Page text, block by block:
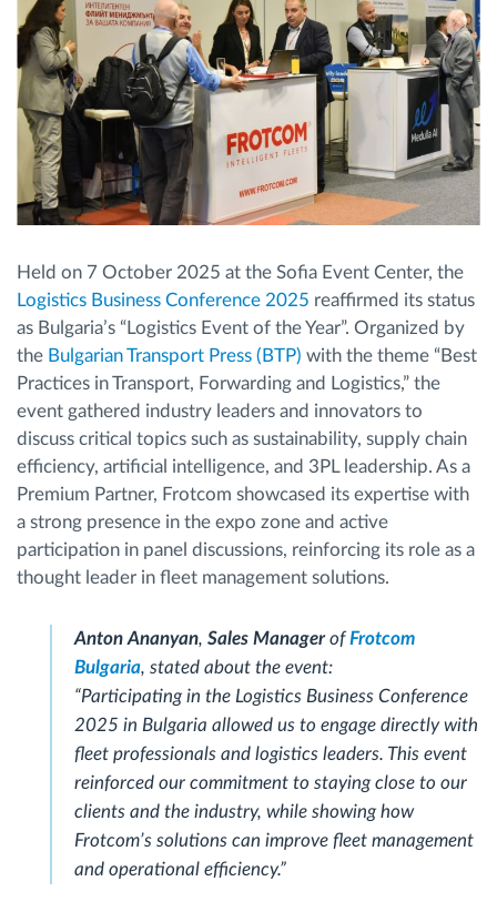
Descubrir todas las características
¿Cómo podemos ayudar en el control de la
actividad de su flota?
Held on 7 October 2025 at the Sofia Event Center, the
Logistics Business Conference 2025 reaffirmed its status
as Bulgaria’s “Logistics Event of the Year”. Organized by
the Bulgarian Transport Press (BTP) with the theme “Best
Practices in Transport, Forwarding and Logistics,” the
event gathered industry leaders and innovators to
discuss critical topics such as sustainability, supply chain
efficiency, artificial intelligence, and 3PL leadership. As a
Premium Partner, Frotcom showcased its expertise with
a strong presence in the expo zone and active
participation in panel discussions, reinforcing its role as a
thought leader in fleet management solutions.
Anton Ananyan, Sales ManagerofFrotcom
Bulgaria, stated about the event:
“Participating in the Logistics Business Conference
2025 in Bulgaria allowed us to engage directly with
fleet professionals and logistics leaders. This event
reinforced our commitment to staying close to our
clients and the industry, while showing how
Frotcom’s solutions can improve fleet management
and operational efficiency.”